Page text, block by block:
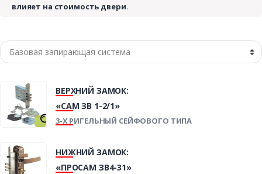
влияет на стоимость двери.
ВЕРХНИЙ ЗАМОК:
«САМ ЗВ 1-2/1»
3-Х РИГЕЛЬНЫЙ СЕЙФОВОГО ТИПА
НИЖНИЙ ЗАМОК:
«ПРОСАМ ЗВ4-31»